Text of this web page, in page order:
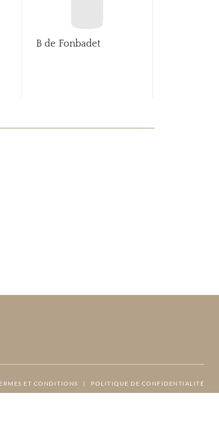
B de Fonbadet
ET CONDITIONS | POLITIQUE DE CONFIDENTIALITÉ